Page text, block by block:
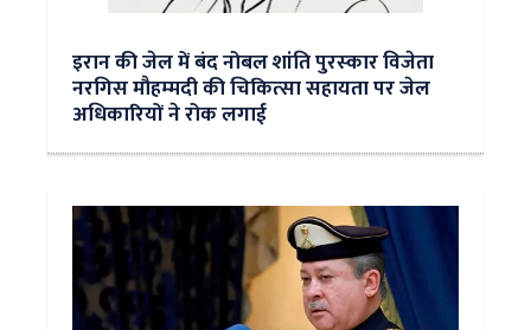
इरान की जेल में बंद नोबल शांति पुरस्‍कार विजेता
नरगिस मौहम्‍मदी की चिकित्‍सा सहायता पर जेल
अधिकारियों ने रोक लगाई